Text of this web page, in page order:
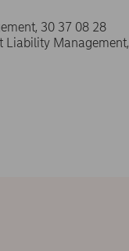
30 37 08 28
Liability Management,